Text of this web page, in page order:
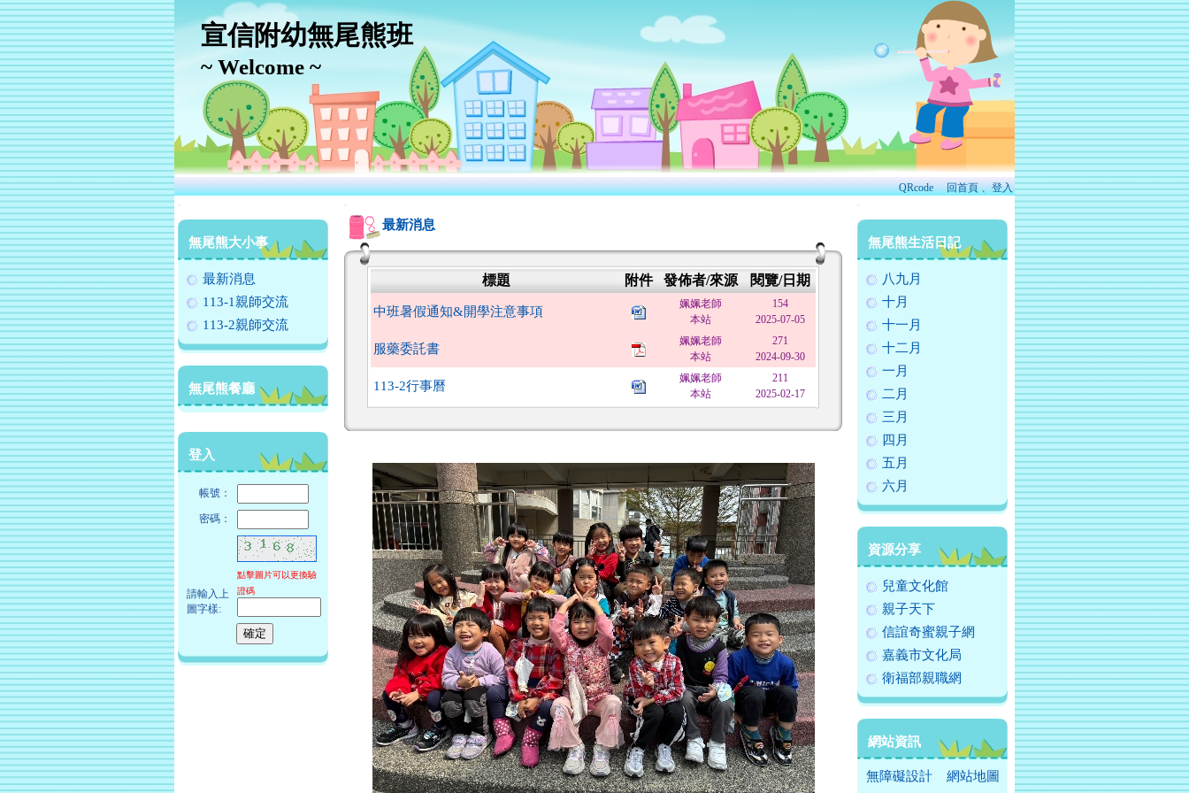
宣信附幼無尾熊班
~ Welcome ~
QRcode 回首頁、登入
:::
無尾熊大小事
最新消息
113-1親師交流
113-2親師交流
無尾熊餐廳
登入
帳號：
密碼：
請輸入上
圖字樣:
點擊圖片可以更換驗
證碼
:::
最新消息
標題 附件 發佈者/來源 閱覽/日期
中班暑假通知&開學注意事項
姵姵老師
本站
154
2025-07-05
服藥委託書
姵姵老師
本站
271
2024-09-30
113-2行事曆
姵姵老師
本站
211
2025-02-17
:::
無尾熊生活日記
八九月
十月
十一月
十二月
一月
二月
三月
四月
五月
六月
資源分享
兒童文化館
親子天下
信誼奇蜜親子網
嘉義市文化局
衛福部親職網
網站資訊
無障礙設計 網站地圖